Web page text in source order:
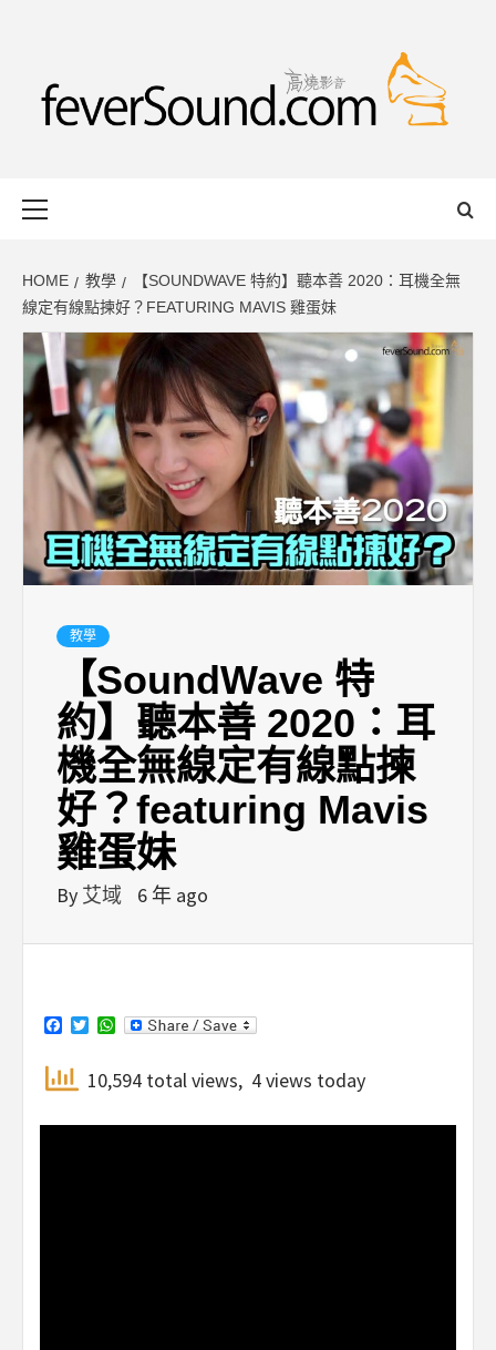
HOME 教學
【SOUNDWAVE 特約】聽本善 2020：耳機全無
線定有線點揀好？FEATURING MAVIS 雞蛋妹
教學
【SoundWave 特
約】聽本善 2020：耳
機全無線定有線點揀
好？featuring Mavis
雞蛋妹
By 艾域 6 年 ago
Facebook
TwitterWhatsApp
10,594 total views, 4 views today